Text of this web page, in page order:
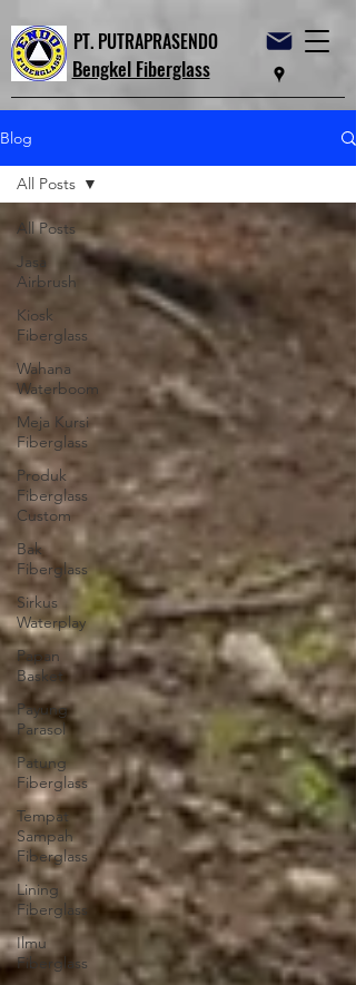
PT. PUTRAPRASENDO
Bengkel Fiberglass
Blog
All Posts
Jasa
Airbrush
Kiosk
Fiberglass
Wahana
Waterboom
Meja Kursi
Fiberglass
Produk
Fiberglass
Custom
Bak
Fiberglass
Sirkus
Waterplay
Papan
Basket
Payung
Parasol
Patung
Fiberglass
Tempat
Sampah
Fiberglass
Lining
Fiberglass
Ilmu
Fiberglass
All Posts